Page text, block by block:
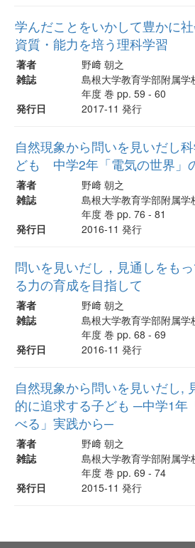
学んだことをいかして豊かに
資質・能力を培う理科学習
著者
野﨑 朝之
雑誌
島根大学教育学部附属
年度 巻 pp. 59 - 60
発行日
2017-11 発行
自然現象から問いを見いだし
ども 中学2年「電気の世界」
著者
野﨑 朝之
雑誌
島根大学教育学部附属
年度 巻 pp. 76 - 81
発行日
2016-11 発行
問いを見いだし，見通しをも
る力の育成を目指して
著者
野﨑 朝之
雑誌
島根大学教育学部附属
年度 巻 pp. 68 - 69
発行日
2016-11 発行
自然現象から問いを見いだし,
的に追求する子ども ─中学1年
べる」実践から─
著者
野﨑 朝之
雑誌
島根大学教育学部附属
年度 巻 pp. 69 - 74
発行日
2015-11 発行